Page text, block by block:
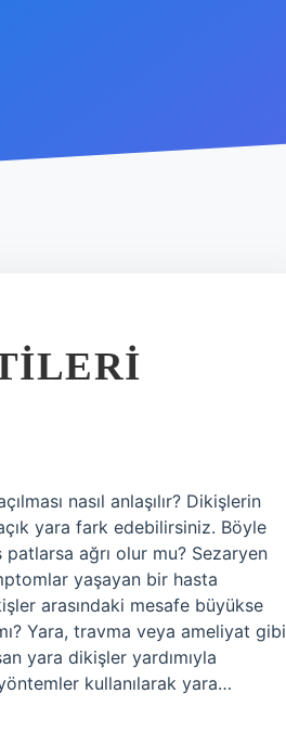
nasıl anlaşılır? Dikişlerin
yara fark edebilirsiniz. Böyle
patlarsa ağrı olur mu? Sezaryen
yaşayan bir hasta
arasındaki mesafe büyükse
Yara, travma veya ameliyat gibi
yara dikişler yardımıyla
kullanılarak yara…